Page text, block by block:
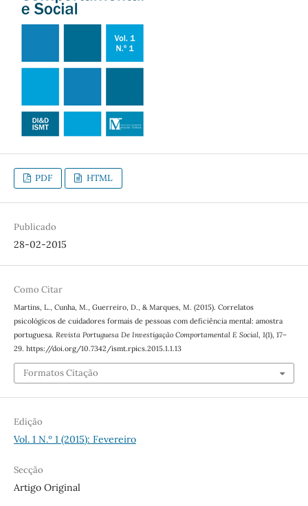
PDF HTML
Publicado
28-02-2015
Como Citar
Martins, L., Cunha, M., Guerreiro, D., & Marques, M. (2015). Correlatos
psicológicos de cuidadores formais de pessoas com deficiência mental: amostra
portuguesa. Revista Portuguesa De Investigação Comportamental E Social, 1(1), 17–
29. https://doi.org/10.7342/ismt.rpics.2015.1.1.13
Formatos Citação
Edição
Vol. 1 N.º 1 (2015): Fevereiro
Secção
Artigo Original